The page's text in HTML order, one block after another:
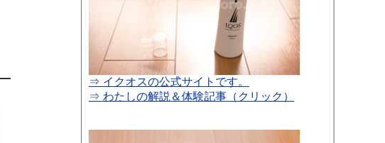
⇒ イクオスの公式サイトです。
⇒ わたしの解説＆体験記事（クリック）